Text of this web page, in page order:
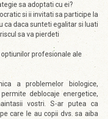
sa adoptati cu ei?
si ii invitati sa participe la
ca daca sunteti egalitar si luati
sa va pierdeti
profesionale ale
a problemelor biologice,
deblocaje energetice,
vostri. S-ar putea ca
care le au copii dvs. sa aiba